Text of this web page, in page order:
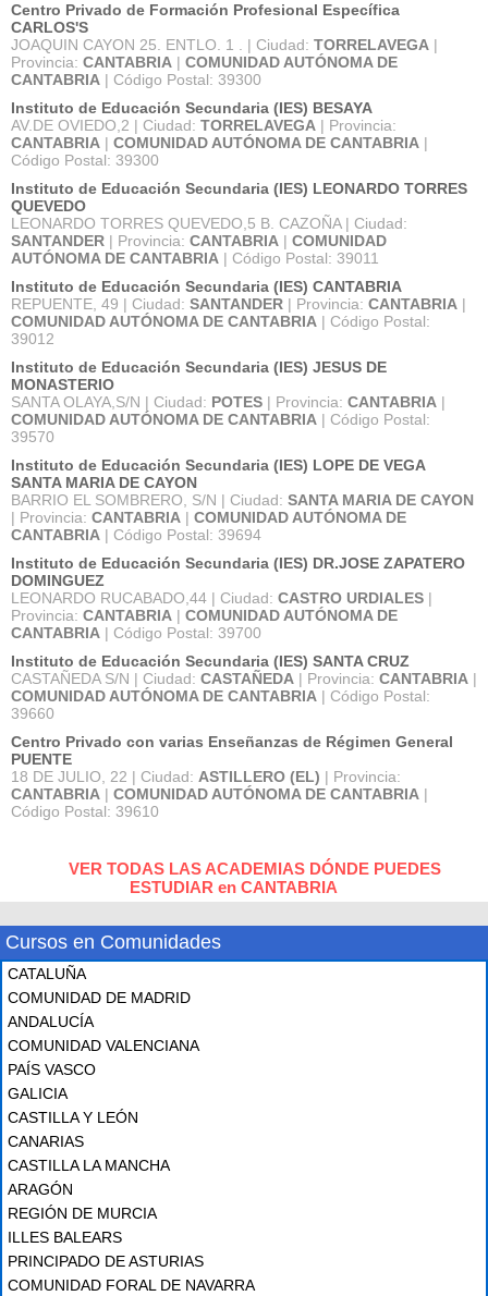
Centro Privado de Formación Profesional Específica
CARLOS'S
JOAQUIN CAYON 25. ENTLO. 1 . | Ciudad: TORRELAVEGA |
Provincia: CANTABRIA | COMUNIDAD AUTÓNOMA DE
CANTABRIA | Código Postal: 39300
Instituto de Educación Secundaria (IES) BESAYA
AV.DE OVIEDO,2 | Ciudad: TORRELAVEGA | Provincia:
CANTABRIA | COMUNIDAD AUTÓNOMA DE CANTABRIA |
Código Postal: 39300
Instituto de Educación Secundaria (IES) LEONARDO TORRES
QUEVEDO
LEONARDO TORRES QUEVEDO,5 B. CAZOÑA | Ciudad:
SANTANDER | Provincia: CANTABRIA | COMUNIDAD
AUTÓNOMA DE CANTABRIA | Código Postal: 39011
Instituto de Educación Secundaria (IES) CANTABRIA
REPUENTE, 49 | Ciudad: SANTANDER | Provincia: CANTABRIA |
COMUNIDAD AUTÓNOMA DE CANTABRIA | Código Postal:
39012
Instituto de Educación Secundaria (IES) JESUS DE
MONASTERIO
SANTA OLAYA,S/N | Ciudad: POTES | Provincia: CANTABRIA |
COMUNIDAD AUTÓNOMA DE CANTABRIA | Código Postal:
39570
Instituto de Educación Secundaria (IES) LOPE DE VEGA
SANTA MARIA DE CAYON
BARRIO EL SOMBRERO, S/N | Ciudad: SANTA MARIA DE CAYON
| Provincia: CANTABRIA | COMUNIDAD AUTÓNOMA DE
CANTABRIA | Código Postal: 39694
Instituto de Educación Secundaria (IES) DR.JOSE ZAPATERO
DOMINGUEZ
LEONARDO RUCABADO,44 | Ciudad: CASTRO URDIALES |
Provincia: CANTABRIA | COMUNIDAD AUTÓNOMA DE
CANTABRIA | Código Postal: 39700
Instituto de Educación Secundaria (IES) SANTA CRUZ
CASTAÑEDA S/N | Ciudad: CASTAÑEDA | Provincia: CANTABRIA |
COMUNIDAD AUTÓNOMA DE CANTABRIA | Código Postal:
39660
Centro Privado con varias Enseñanzas de Régimen General
PUENTE
18 DE JULIO, 22 | Ciudad: ASTILLERO (EL) | Provincia:
CANTABRIA | COMUNIDAD AUTÓNOMA DE CANTABRIA |
Código Postal: 39610
VER TODAS LAS ACADEMIAS DÓNDE PUEDES
ESTUDIAR en CANTABRIA
Cursos en Comunidades
CATALUÑA
COMUNIDAD DE MADRID
ANDALUCÍA
COMUNIDAD VALENCIANA
PAÍS VASCO
GALICIA
CASTILLA Y LEÓN
CANARIAS
CASTILLA LA MANCHA
ARAGÓN
REGIÓN DE MURCIA
ILLES BALEARS
PRINCIPADO DE ASTURIAS
COMUNIDAD FORAL DE NAVARRA